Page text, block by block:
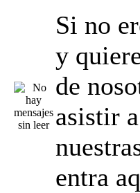
Si no
y
de
asistir
entra